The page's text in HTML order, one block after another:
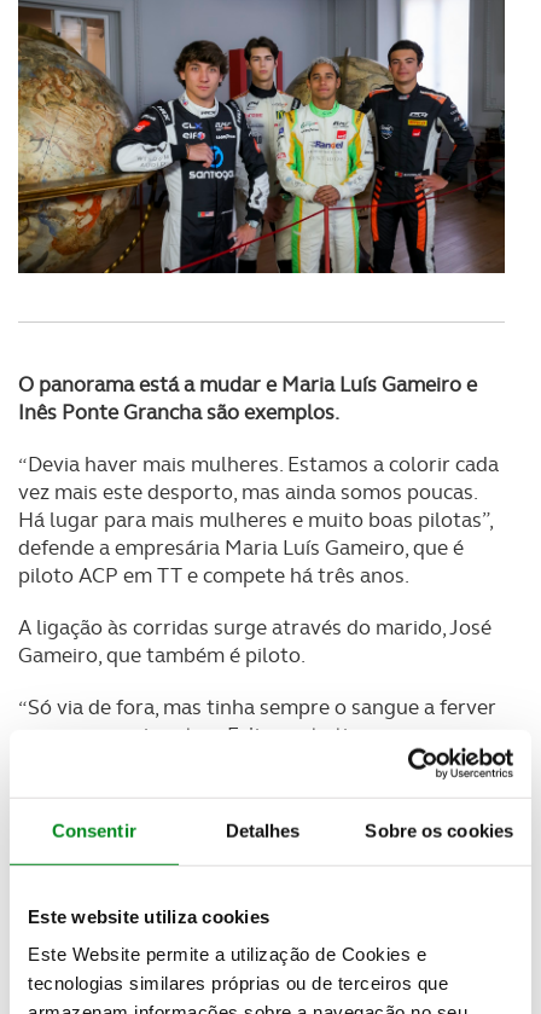
Consentir Detalhes Sobre os cookies
Este website utiliza cookies
Este Website permite a utilização de Cookies e
tecnologias similares próprias ou de terceiros que
O panorama está a mudar e Maria Luís Gameiro e
Inês Ponte Grancha são exemplos.
“Devia haver mais mulheres. Estamos a colorir cada
vez mais este desporto, mas ainda somos poucas.
Há lugar para mais mulheres e muito boas pilotas”,
defende a empresária Maria Luís Gameiro, que é
piloto ACP em TT e compete há três anos.
A ligação às corridas surge através do marido, José
Gameiro, que também é piloto.
“Só via de fora, mas tinha sempre o sangue a ferver
para conseguir entrar. Felizmente tive essa
oportunidade e fi-lo assim que pude”, relata a
O emblemático Rally Jameel, prova exclusivamente
feminina na Arábia Saudita, faz parte da carreira ea
primeira mulher portuguesa a competir na prova 16
anos após a última participação feminina do país.
Inês Ponte Grancha está ligada ao desporto